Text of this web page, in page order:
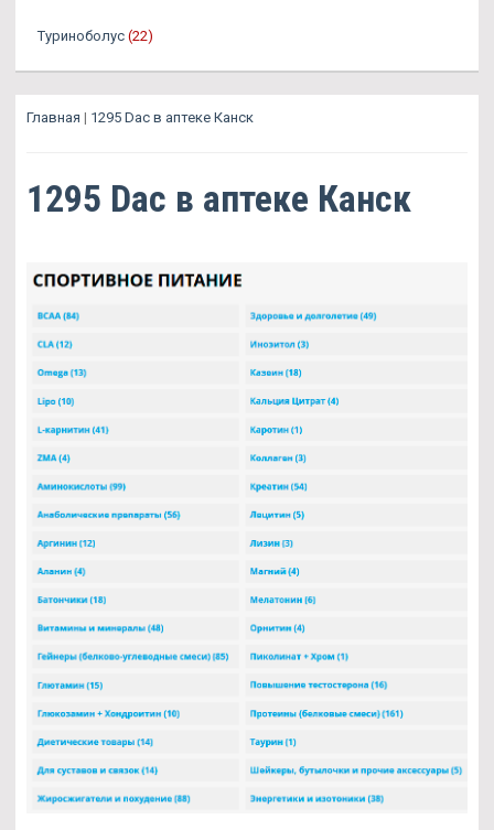
Туриноболус (22)
Главная | 1295 Dac в аптеке Канск
1295 Dac в аптеке Канск